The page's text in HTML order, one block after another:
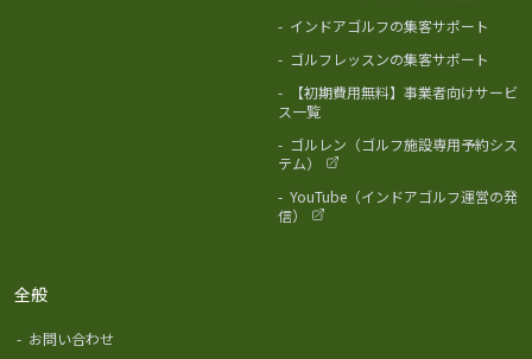
- インドアゴルフの集客サポート
- ゴルフレッスンの集客サポート
-
【初期費用無料】事業者向けサービ
ス一覧
- ゴルレン（ゴルフ施設専用予約シス
テム）
- YouTube（インドアゴルフ運営の発
信）
全般
- お問い合わせ